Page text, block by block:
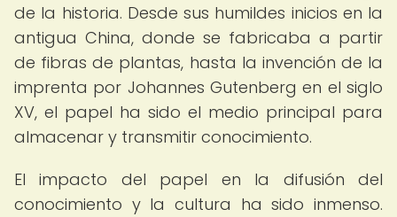
de la historia. Desde sus humildes inicios en la
antigua China, donde se fabricaba a partir
de fibras de plantas, hasta la invención de la
imprenta por Johannes Gutenberg en el siglo
XV, el papel ha sido el medio principal para
almacenar y transmitir conocimiento.
El impacto del papel en la difusión del
conocimiento y la cultura ha sido inmenso.